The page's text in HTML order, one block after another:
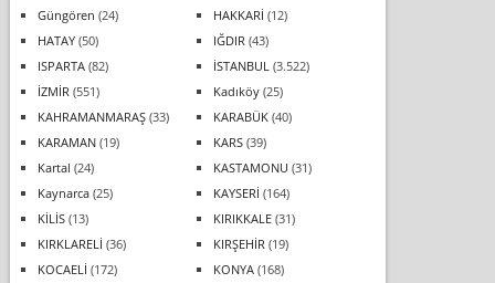
Güngören (24) HAKKARİ (12)
HATAY(50) IĞDIR (43)
ISPARTA(82) İSTANBUL (3.522)
İZMİR (551) Kadıköy(25)
KAHRAMANMARAŞ(33) KARABÜK(40)
KARAMAN(19) KARS(39)
Kartal (24) KASTAMONU (31)
Kaynarca(25) KAYSERİ (164)
KİLİS(13) KIRIKKALE(31)
KIRKLARELİ (36) KIRŞEHİR (19)
KOCAELİ (172) KONYA(168)